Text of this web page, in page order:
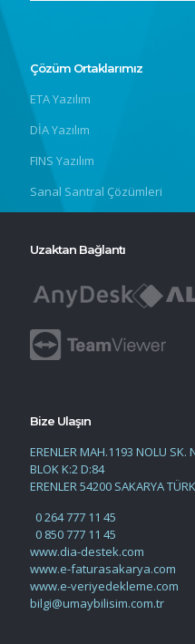
Çözüm Ortaklarımız
ETA Yazılım
DİA Yazılım
FINS Yazılım
Sanal Santral Çözümleri
Uzaktan Bağlantı
Bize Ulaşın
ERENLER MAH.1193 NOLU
BLOK K:2 D:84
ERENLER 54200 SAKARYA
0 264 777 11 45
0 850 777 11 45
www.dia-destek.com
www.e-faturasakarya.com
www.e-veriyedekleme.com
bilgi@umaybilisim.com.tr